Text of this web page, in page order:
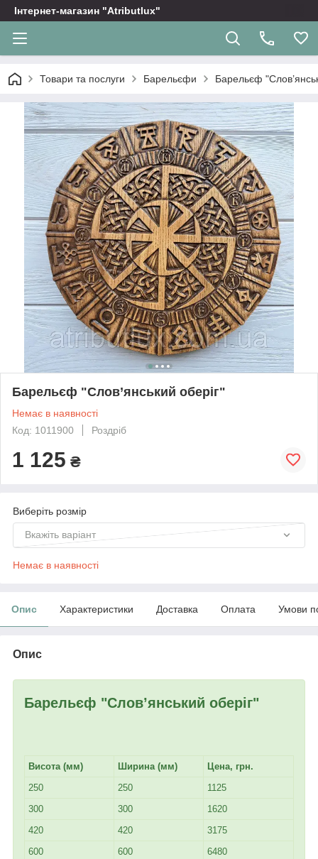
Інтернет-магазин "Atributlux"
Товари та послуги Барельєфи Барельєф
Барельєф "Слов’янський оберіг"
Немає в наявності
Код: 1011900
Роздріб
1 125 ₴
Виберіть розмір
Вкажіть варіант
Немає в наявності
Опис Характеристики Доставка Оплата Умови
Опис
Барельєф "Слов’янський оберіг"
Висота (мм) Ширина (мм)
Цена, грн.
250
250
1125
300
300
1620
420
420
3175
600
600
6480